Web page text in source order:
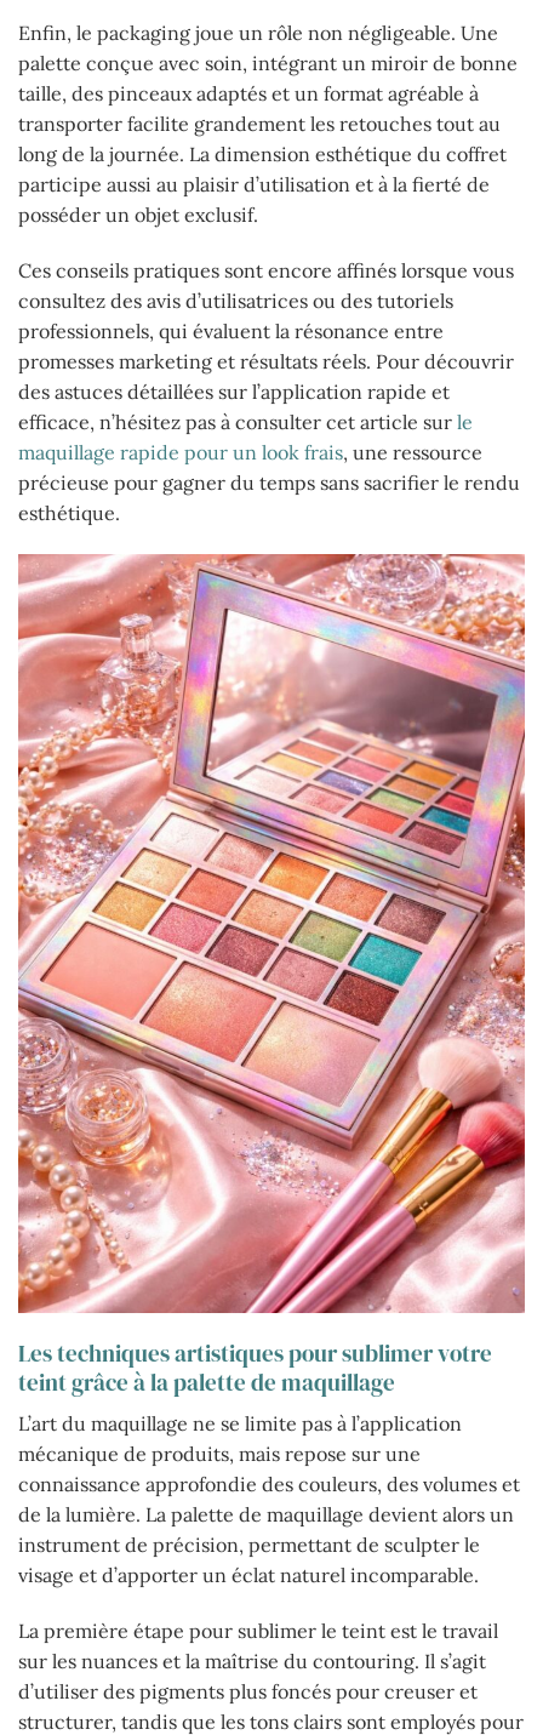
Enfin, le packaging joue un rôle non négligeable. Une
palette conçue avec soin, intégrant un miroir de bonne
taille, des pinceaux adaptés et un format agréable à
transporter facilite grandement les retouches tout au
long de la journée. La dimension esthétique du coffret
participe aussi au plaisir d’utilisation et à la fierté de
posséder un objet exclusif.
Ces conseils pratiques sont encore affinés lorsque vous
consultez des avis d’utilisatrices ou des tutoriels
professionnels, qui évaluent la résonance entre
promesses marketing et résultats réels. Pour découvrir
des astuces détaillées sur l’application rapide et
efficace, n’hésitez pas à consulter cet article sur le
maquillage rapide pour un look frais, une ressource
précieuse pour gagner du temps sans sacrifier le rendu
esthétique.
Les techniques artistiques pour sublimer votre
teint grâce à la palette de maquillage
L’art du maquillage ne se limite pas à l’application
mécanique de produits, mais repose sur une
connaissance approfondie des couleurs, des volumes et
de la lumière. La palette de maquillage devient alors un
instrument de précision, permettant de sculpter le
visage et d’apporter un éclat naturel incomparable.
La première étape pour sublimer le teint est le travail
sur les nuances et la maîtrise du contouring. Il s’agit
d’utiliser des pigments plus foncés pour creuser et
structurer, tandis que les tons clairs sont employés pour